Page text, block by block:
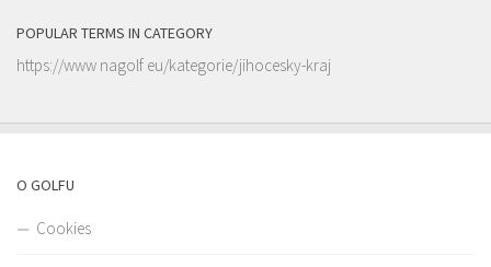
POPULAR TERMS IN CATEGORY
https://www nagolf eu/kategorie/jihocesky-kraj
O GOLFU
Cookies